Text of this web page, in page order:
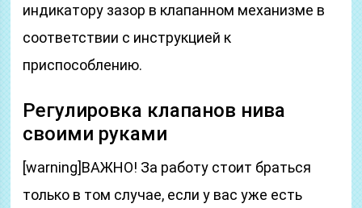
индикатору зазор в клапанном механизме в
соответствии с инструкцией к
приспособлению.
Регулировка клапанов нива
своими руками
[warning]ВАЖНО! За работу стоит браться
только в том случае, если у вас уже есть